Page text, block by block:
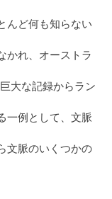
んど何も知らない
かれ、オーストラ
大な記録からラン
一例として、文脈
文脈のいくつかの